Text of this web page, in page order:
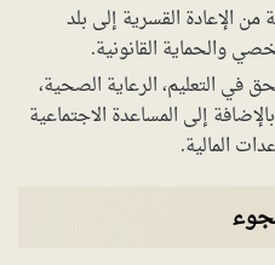
من الإعادة القسرية إلى بلد
والحماية القانونية.
في التعليم، الرعاية الصحية،
إلى المساعدة الاجتماعية
المالية.